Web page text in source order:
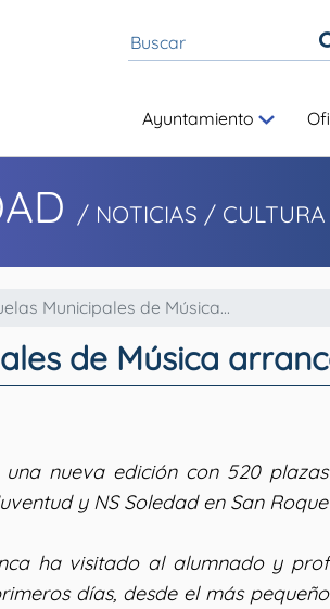
Ayuntamiento
/ NOTICIAS / CULTURA
Municipales de Música...
de Música
nueva edición con 520
y NS Soledad en San Roque
ha visitado al alumnado y
días, desde el más